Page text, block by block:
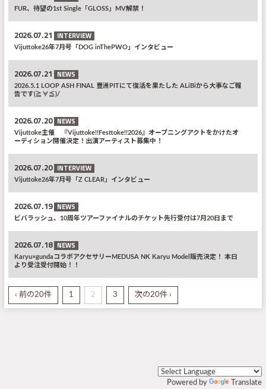
FUR、待望の1st Single「GLOSS」MV解禁！
2026.07.21 INTERVIEW
Vijuttoke26年7月号「DOG inThePWO」インタビュー
2026.07.21 NEWS
2026.5.1 LOOP ASH FINAL 豊洲PITにて復活を果たした ALiBiから大事なご報
告です(≧∀≦)/
2026.07.20 NEWS
Vijuttoke主催 『Vijuttoke!!Festtoke!!2026』オープニングアクトをかけたオ
ーディション開催決定！出演アーティスト募集中！
2026.07.20 INTERVIEW
Vijuttoke26年7月号「Z CLEAR」インタビュー
2026.07.19 NEWS
ビバラッシュ、10周年ツアーファイナルのチケット先行受付は7月20日まで
2026.07.18 NEWS
Karyu×gundaコラボアクセサリーMEDUSA NK Karyu Model販売決定！ 本日
より受注受付開始！！
‹ 前の20件 1 2 3 次の20件 ›
Powered by Translate